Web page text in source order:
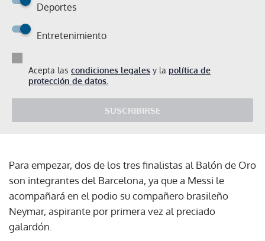
Deportes
Entretenimiento
Acepta las condiciones legales y la política de
protección de datos.
SUSCRIBIRSE
Para empezar, dos de los tres finalistas al Balón de Oro
son integrantes del Barcelona, ya que a Messi le
acompañará en el podio su compañero brasileño
Neymar, aspirante por primera vez al preciado
galardón.